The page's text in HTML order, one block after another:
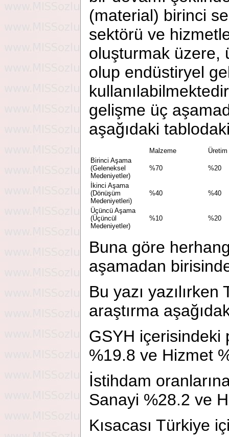
(material) birinci
sektörü ve
oluşturmak üzere,
olup endüstiryel
gelişme üç
aşağıdaki
Malzeme
Üretim
Birinci Aşama
(Geleneksel
Medeniyetler)
%70 %20
İkinci Aşama
(Dönüşüm
Medeniyetleri)
%40 %40
Üçüncü Aşama
(Üçüncül
Medeniyetler)
%10 %20
Buna göre
aşamadan
Bu yazı
araştırma
GSYH içerisindeki
%19.8 ve Hizmet
İstihdam
Sanayi %28.2 ve
Kısacası Türkiye